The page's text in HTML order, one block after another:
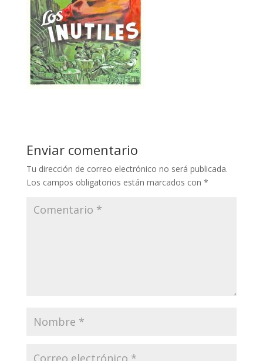
Enviar comentario
Tu dirección de correo electrónico no será publicada.
Los campos obligatorios están marcados con *